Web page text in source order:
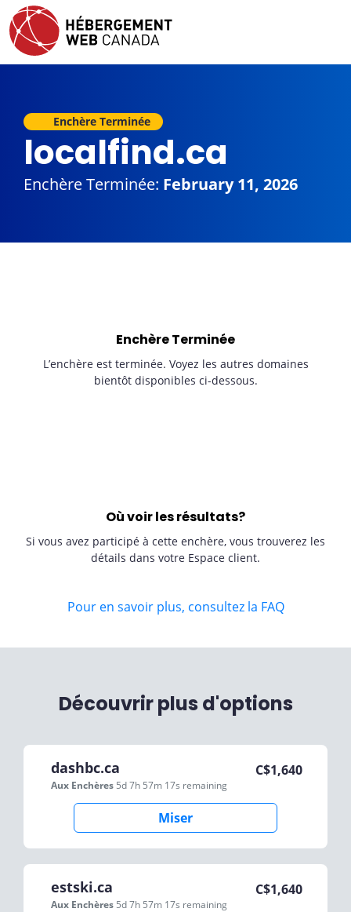
Enchère Terminée
localfind.ca
Enchère Terminée: February 11, 2026
Enchère Terminée
L’enchère est terminée. Voyez les autres domaines
bientôt disponibles ci-dessous.
Où voir les résultats?
Si vous avez participé à cette enchère, vous trouverez les
détails dans votre Espace client.
Pour en savoir plus, consultez la FAQ
Découvrir plus d'options
dashbc.ca
Aux Enchères 5d 7h 57m 17s remaining
C$1,640
Miser
estski.ca
Aux Enchères 5d 7h 57m 17s remaining
C$1,640